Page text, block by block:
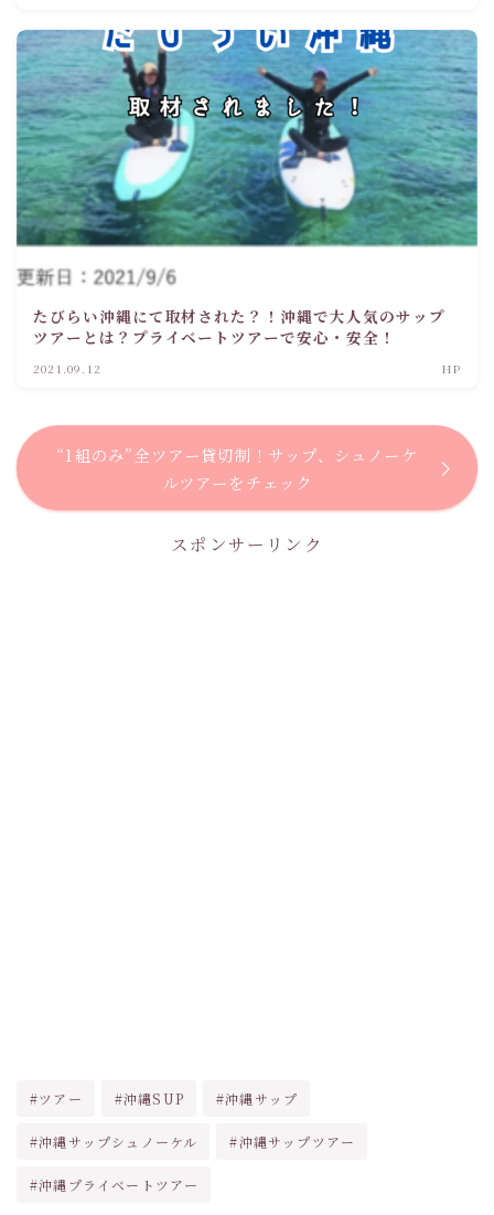
たびらい沖縄にて取材された？！沖縄で大人気のサップ
ツアーとは？プライベートツアーで安心・安全！
2021.09.12 HP
“1組のみ”全ツアー貸切制！サップ、シュノーケ
ルツアーをチェック
スポンサーリンク
#ツアー #沖縄SUP #沖縄サップ
#沖縄サップシュノーケル #沖縄サップツアー
#沖縄プライベートツアー